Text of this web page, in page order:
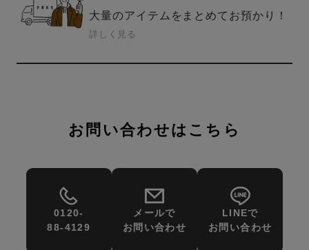
大量のアイテムをまとめてお預かり！
詳しく見る
お問い合わせはこちら
0120-
88-4129
メールで
お問い合わせ
LINEで
お問い合わせ